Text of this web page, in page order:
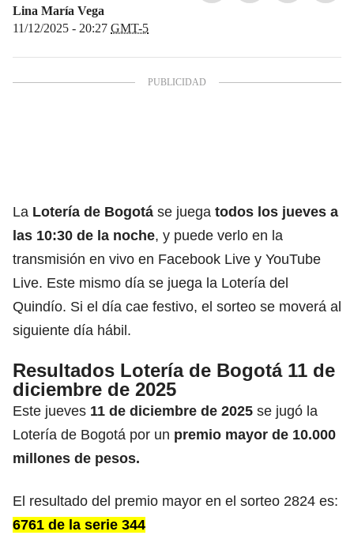
Lina María Vega
11/12/2025 - 20:27 GMT-5
La Lotería de Bogotá se juega todos los jueves a
las 10:30 de la noche, y puede verlo en la
transmisión en vivo en Facebook Live y YouTube
Live. Este mismo día se juega la Lotería del
Quindío. Si el día cae festivo, el sorteo se moverá al
siguiente día hábil.
Resultados Lotería de Bogotá 11 de
diciembre de 2025
Este jueves 11 de diciembre de 2025 se jugó la
Lotería de Bogotá por un premio mayor de 10.000
millones de pesos.
El resultado del premio mayor en el sorteo 2824 es:
6761 de la serie 344